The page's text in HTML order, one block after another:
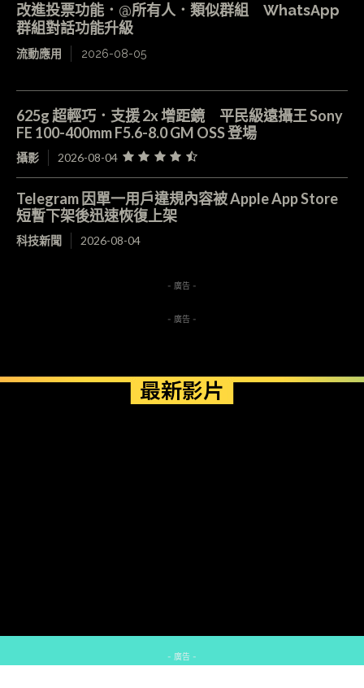
改進投票功能．@所有人．類似群組 WhatsApp
群組對話功能升級
流動應用 2026-08-05
625g 超輕巧．支援 2x 增距鏡 平民級遠攝王 Sony
FE 100-400mm F5.6-8.0 GM OSS 登場
攝影 2026-08-04
Telegram 因單一用戶違規內容被 Apple App Store
短暫下架後迅速恢復上架
科技新聞 2026-08-04
- 廣告 -
- 廣告 -
最新影片
- 廣告 -